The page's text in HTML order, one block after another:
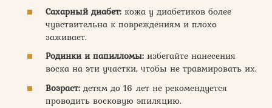
Сахарный диабет: кожа у диабетиков более
чувствительна к повреждениям и плохо
заживает.
Родинки и папилломы: избегайте нанесения
воска на эти участки, чтобы не травмировать их.
Возраст: детям до 16 лет не рекомендуется
проводить восковую эпиляцию.